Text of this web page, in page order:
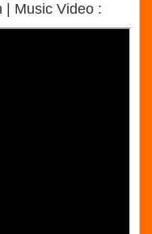
| Music Video :